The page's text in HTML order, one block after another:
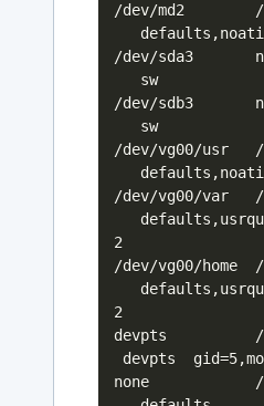
/dev/
/dev/
sw
/dev/
sw
/dev/
/dev/
2
/dev/vg00/
2
devpts /
devpts
none /